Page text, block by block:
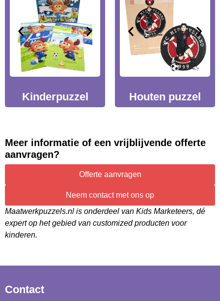
Kinderpuzzel Houten puzzel
Meer informatie of een vrijblijvende offerte
aanvragen?
Offerte aanvragen
Neem contact met ons op
Maatwerkpuzzels.nl is onderdeel van Kids Marketeers, dé
expert op het gebied van customized producten voor
kinderen.
Contact
Vraag een offerte aan
Vul onderstaand formulier in en wij nemen contact met
je op.
Naam
Telefoonnummer
Selecteer product
Bedrijfspuzzel Stadspuzzel 3D Puzzel Foto Puzzel
4 in 1 Puzzel
Vraag/opmerking